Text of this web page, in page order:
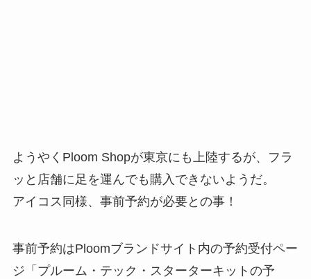
ようやくPloom Shopが東京にも上陸するが、フラ
ッと店舗に足を運んでも購入できないようだ。
アイコス同様、事前予約が必要との事！
事前予約はPloomブランドサイト内の予約受付ペー
ジ「プルーム・テック・スターターキットの予